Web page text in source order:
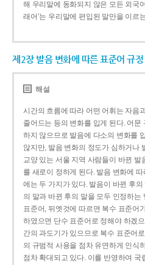
해 우리말에 동화되지 않은 모든 외국
래어’는 우리말에 편입된 말만을 이르
제2장 발음 변화에 따른 표준어 규정
해설
시간의 흐름에 따라 어떤 어휘는 자음
줄어드는 등의 변화를 입게 된다. 어문
하지 않으므로 발음에 다소의 변화를
않지만, 발음 변화의 정도가 심하거나
교양 있는 서울 지역 사람들이 바뀐 발
를 새로이 정하게 된다. 발음 변화에
에는 두 가지가 있다. 발음이 바뀐 후
의 말과 바뀐 후의 말을 모두 인정하는
표준어, 뒤엣것에 따르면 복수 표준어
하였으면 단수 표준어로 정해야 하겠
간의 과도기가 있으므로 복수 표준어
의 규범적 사용을 점차 유연하게 인식
점차 확대되고 있다. 이를 반영하여